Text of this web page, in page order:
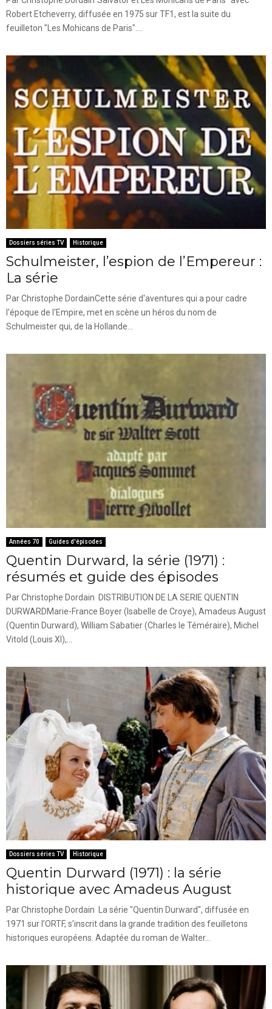
Robert Etcheverry, diffusée en 1975 sur TF1, est la suite du
feuilleton "Les Mohicans de Paris"....
Dossiers séries TV Historique
Schulmeister, l’espion de l’Empereur :
La série
Par Christophe DordainCette série d'aventures qui a pour cadre
l'époque de l'Empire, met en scène un héros du nom de
Schulmeister qui, de la Hollande...
Années 70 Guides d'épisodes
Quentin Durward, la série (1971) :
résumés et guide des épisodes
Par Christophe Dordain DISTRIBUTION DE LA SERIE QUENTIN
DURWARDMarie-France Boyer (Isabelle de Croye), Amadeus August
(Quentin Durward), William Sabatier (Charles le Téméraire), Michel
Vitold (Louis XI),...
Dossiers séries TV Historique
Quentin Durward (1971) : la série
historique avec Amadeus August
Par Christophe Dordain La série "Quentin Durward", diffusée en
1971 sur l’ORTF, s’inscrit dans la grande tradition des feuilletons
historiques européens. Adaptée du roman de Walter...